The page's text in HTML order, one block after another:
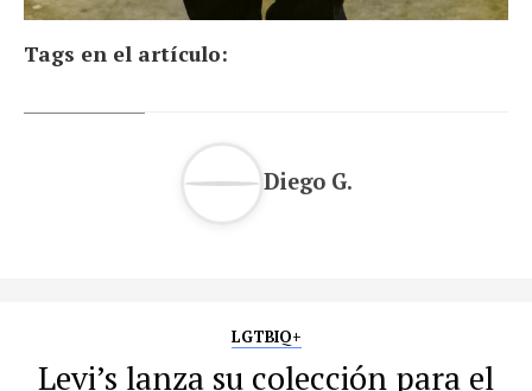
Tags en el artículo:
Diego G.
LGTBIQ+
Levi’s lanza su colección para el